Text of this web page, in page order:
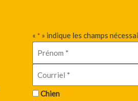
« * » indique les champs
Chien